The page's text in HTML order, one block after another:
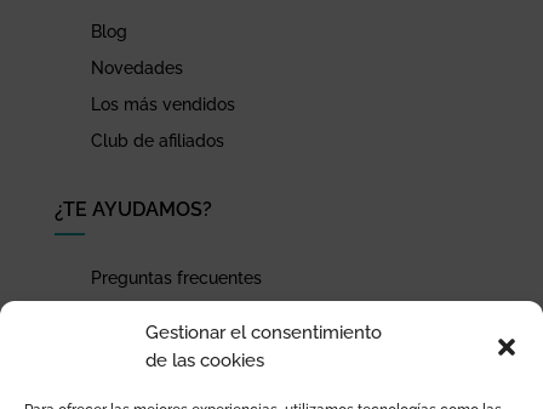
Gestionar el consentimiento
de las cookies
Blog
Novedades
Los más vendidos
Club de afiliados
¿TE AYUDAMOS?
Preguntas frecuentes
Pago seguro